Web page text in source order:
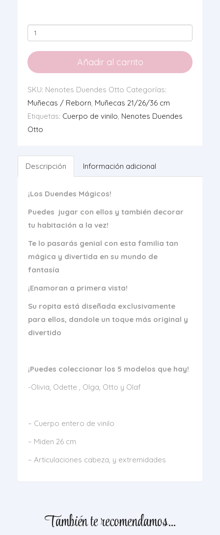
Nenotes
Duendes
Otto
cantidad
Añadir al carrito
SKU: Nenotes Duendes Otto Categorías:
Muñecas / Reborn, Muñecas 21/26/36 cm
Etiquetas: Cuerpo de vinilo, Nenotes Duendes
Otto
Descripción Información adicional
¡Los Duendes Mágicos!
Puedes jugar con ellos y también decorar
tu habitación a la vez!
Te lo pasarás genial con esta familia tan
mágica y divertida en su mundo de
fantasía
¡Enamoran a primera vista!
Su ropita está diseñada exclusivamente
para ellos, dandole un toque más original y
divertido
¡Puedes coleccionar los 5 modelos que hay!
-Olivia, Odette , Olga, Otto y Olaf
– Cuerpo entero de vinilo
– Miden 26 cm
– Articulaciones cabeza, y extremidades
También te recomendamos…